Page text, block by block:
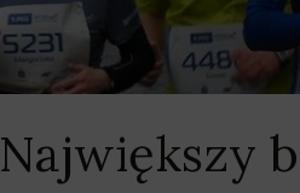
Największy